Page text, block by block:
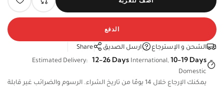
الدفع
الشحن و الإسترجاع ارسل الصديق
Share
Estimated Delivery: 12-26 Days International, 10-19 Days
Domestic
يمكنك الإرجاع خلال 14 يومًا من تاريخ الشراء. الرسوم والضرائب غير